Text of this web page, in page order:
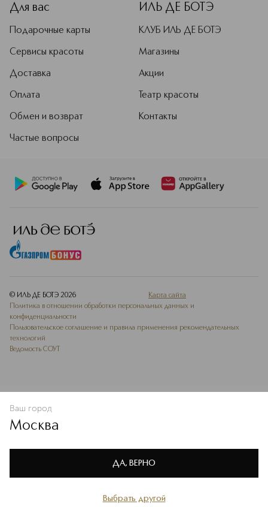
Политике конфиденциальности
В КОРЗИНУ
Для вас
Подарочные карты
Сервисы красоты
Доставка
Оплата
Обмен и возврат
Частые вопросы
ИЛЬ ДЕ БОТЭ
КЛУБ ИЛЬ ДЕ БОТЭ
Магазины
Акции
Театр красоты
Контакты
© ИЛЬ ДЕ БОТЭ 2026
Карта сайта
Политика в отношении обработки персональных данных и
конфиденциальности
Пользовательское соглашение и правила применения рекомендательных
технологий
Ведомость СОУТ
Избранное
Ваш город
Москва
Выбрать другой
ДА, ВЕРНО